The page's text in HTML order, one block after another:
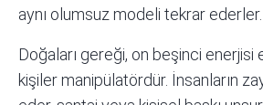
aynı olumsuz modeli tekrar ederler.
Doğaları gereği, on beşinci enerjisi
kişiler manipülatördür. İnsanların